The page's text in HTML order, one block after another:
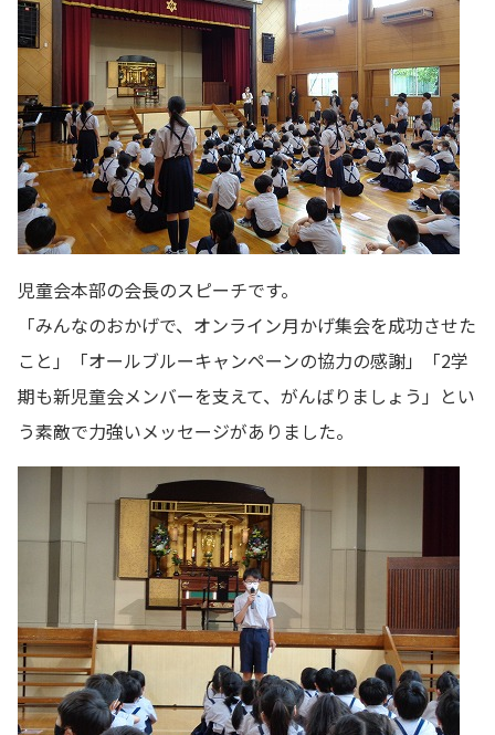
児童会本部の会長のスピーチです。
「みんなのおかげで、オンライン月かげ集会を成功させた
こと」「オールブルーキャンペーンの協力の感謝」「2学
期も新児童会メンバーを支えて、がんばりましょう」とい
う素敵で力強いメッセージがありました。